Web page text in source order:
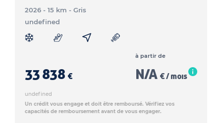
2026 - 15 km - Gris
undefined
33 838 €
à partir de
N/A € / mois
undefined
Un crédit vous engage et doit être remboursé. Vérifiez vos
capacités de remboursement avant de vous engager.